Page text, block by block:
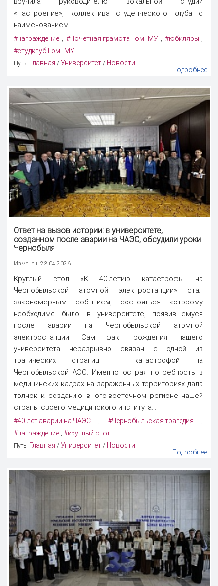
«Настроение», коллектива студенческого клуба с
наименованием...
#награждение , #Почетная грамота ГомГМУ , #юбиляры ,
#студклуб ГомГМУ
Путь: Главная / Университет / Новости
Подробнее
Ответ на вызов истории: в университете,
созданном после аварии на ЧАЭС, обсудили уроки
Чернобыля
Изменен: 23.04.2026
Круглый стол «К 40-летию катастрофы на
Чернобыльской атомной электростанции» стал
закономерным событием, состояться которому
необходимо было в университете, появившемуся
после аварии на Чернобыльской атомной
электростанции. Сам факт рождения нашего
университета неразрывно связан с одной из
трагических страниц ‒ катастрофой на
Чернобыльской АЭС. Именно острая потребность в
медицинских кадрах на заражённых территориях дала
толчок к созданию в юго-восточном регионе нашей
страны своего медицинского института...
#40 лет аварии на ЧАЭС #Чернобыльская трагедия
#награждение #круглый стол
Путь: Главная / Университет / Новости
Подробнее